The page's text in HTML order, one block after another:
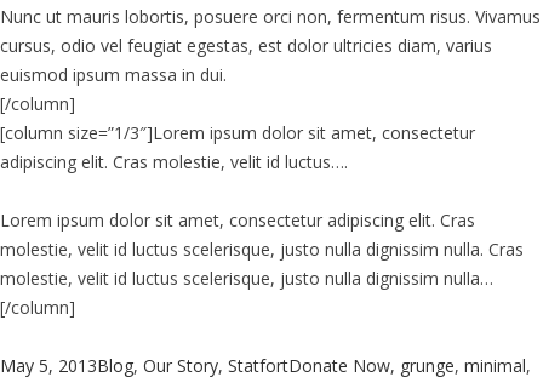
Nunc ut mauris lobortis, posuere orci non, fermentum risus. Vivamus
cursus, odio vel feugiat egestas, est dolor ultricies diam, varius
euismod ipsum massa in dui.
[/column]
[column size=”1/3″]Lorem ipsum dolor sit amet, consectetur
adipiscing elit. Cras molestie, velit id luctus….
Lorem ipsum dolor sit amet, consectetur adipiscing elit. Cras
molestie, velit id luctus scelerisque, justo nulla dignissim nulla. Cras
molestie, velit id luctus scelerisque, justo nulla dignissim nulla…
[/column]
Posted
May 5, 2013Categories
Blog, Our Story, StatfortTags
Donate Now, grunge, minimal,